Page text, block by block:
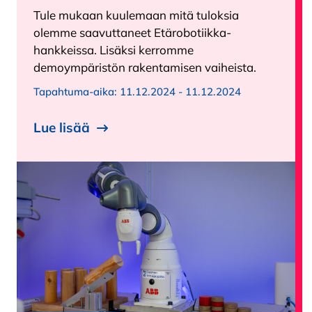
Tule mukaan kuulemaan mitä tuloksia
olemme saavuttaneet Etärobotiikka-
hankkeissa. Lisäksi kerromme
demoympäristön rakentamisen vaiheista.
Tapahtuma-aika: 11.12.2024 - 11.12.2024
Lue lisää